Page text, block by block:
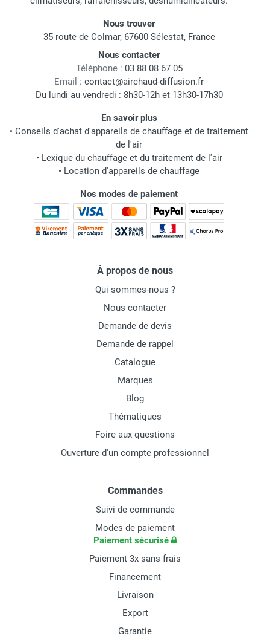
Nous trouver
35 route de Colmar, 67600 Sélestat, France
Nous contacter
Téléphone : 03 88 08 67 05
Email : contact@airchaud-diffusion.fr
Du lundi au vendredi : 8h30-12h et 13h30-17h30
En savoir plus
• Conseils d'achat d'appareils de chauffage et de traitement
de l'air
• Lexique du chauffage et du traitement de l'air
• Location d'appareils de chauffage
Nos modes de paiement
À propos de nous
Qui sommes-nous ?
Nous contacter
Demande de devis
Demande de rappel
Catalogue
Marques
Blog
Thématiques
Foire aux questions
Ouverture d'un compte professionnel
Commandes
Suivi de commande
Modes de paiement
Paiement sécurisé
Paiement 3x sans frais
Financement
Livraison
Export
Garantie